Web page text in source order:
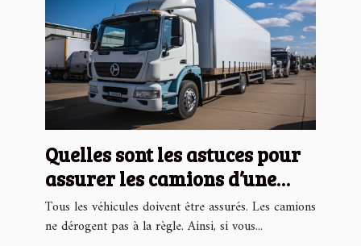
Quelles sont les astuces pour
assurer les camions d’une
entreprise moins chers ?
Tous les véhicules doivent être assurés. Les camions
ne dérogent pas à la règle. Ainsi, si vous...